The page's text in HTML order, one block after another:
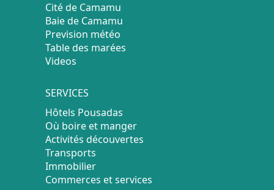
Cité de Camamu
Baie de Camamu
Prevision météo
Table des marées
Videos
SERVICES
Hôtels Pousadas
Où boire et manger
Activités découvertes
Transports
Immobilier
Commerces et services